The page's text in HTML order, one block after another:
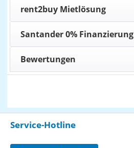
rent2buy Mietlösung
Santander 0% Finanzierung
Bewertungen
Service-Hotline